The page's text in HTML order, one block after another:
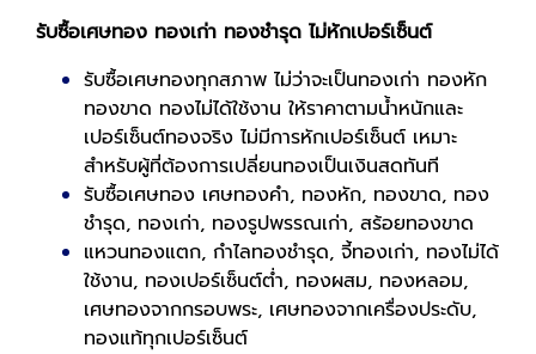
รับซื้อเศษทอง ทองเก่า ทองชำรุด ไม่หักเปอร์เซ็นต์
รับซื้อเศษทองทุกสภาพ ไม่ว่าจะเป็นทองเก่า ทองหัก
ทองขาด ทองไม่ได้ใช้งาน ให้ราคาตามน้ำหนักและ
เปอร์เซ็นต์ทองจริง ไม่มีการหักเปอร์เซ็นต์ เหมาะ
สำหรับผู้ที่ต้องการเปลี่ยนทองเป็นเงินสดทันที
รับซื้อเศษทอง เศษทองคำ, ทองหัก, ทองขาด, ทอง
ชำรุด, ทองเก่า, ทองรูปพรรณเก่า, สร้อยทองขาด
แหวนทองแตก, กำไลทองชำรุด, จี้ทองเก่า, ทองไม่ได้
ใช้งาน, ทองเปอร์เซ็นต์ต่ำ, ทองผสม, ทองหลอม,
เศษทองจากกรอบพระ, เศษทองจากเครื่องประดับ,
ทองแท้ทุกเปอร์เซ็นต์